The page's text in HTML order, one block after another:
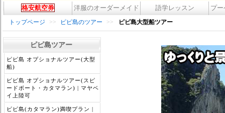
格安航空券 洋服のオーダーメイド 語学レッスン プ
トップページ >> ピピ島のツアー >> ピピ島大型船ツアー
ピピ島ツアー
ピピ島 オプショナルツアー(大型
船)
ピピ島 オプショナルツアー(スピ
ードボート・カタマラン) | マヤベ
イ上陸可
ピピ島(カタマラン)満喫プラン |